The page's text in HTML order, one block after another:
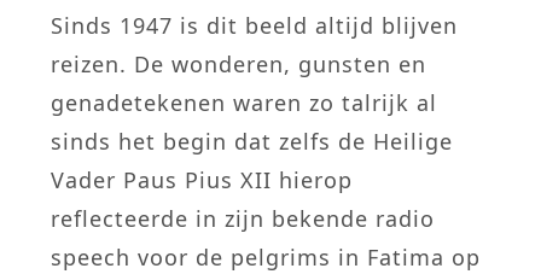
Sinds 1947 is dit beeld altijd blijven
reizen. De wonderen, gunsten en
genadetekenen waren zo talrijk al
sinds het begin dat zelfs de Heilige
Vader Paus Pius XII hierop
reflecteerde in zijn bekende radio
speech voor de pelgrims in Fatima op